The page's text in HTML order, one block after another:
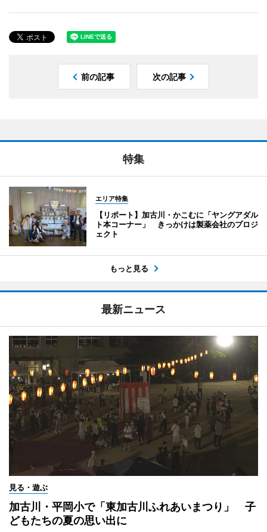
前の記事 次の記事
特集
エリア特集
【リポート】加古川・かこむに「ヤングアダル
ト本コーナー」 きっかけは製薬会社のプロジ
ェクト
もっと見る
最新ニュース
見る・遊ぶ
加古川・平岡小で「東加古川ふれあいまつり」 子
どもたちの夏の思い出に